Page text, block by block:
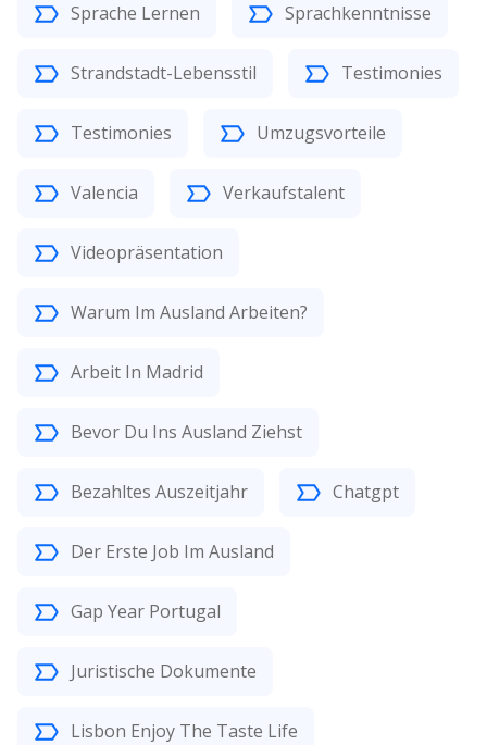
Sprache Lernen Sprachkenntnisse
Strandstadt-Lebensstil Testimonies
Testimonies Umzugsvorteile
Valencia Verkaufstalent
Videopräsentation
Warum Im Ausland Arbeiten?
Arbeit In Madrid
Bevor Du Ins Ausland Ziehst
Bezahltes Auszeitjahr Chatgpt
Der Erste Job Im Ausland
Gap Year Portugal
Juristische Dokumente
Lisbon Enjoy The Taste Life